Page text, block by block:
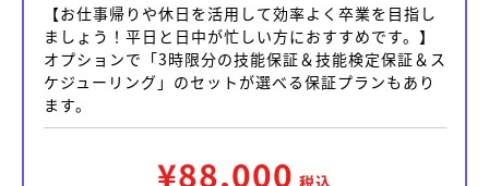
【お仕事帰りや休日を活用して効率よく卒業を目指し
ましょう！平日と日中が忙しい方におすすめです。】
オプションで「3時限分の技能保証＆技能検定保証＆ス
ケジューリング」のセットが選べる保証プランもあり
ます。
¥88,000 税込